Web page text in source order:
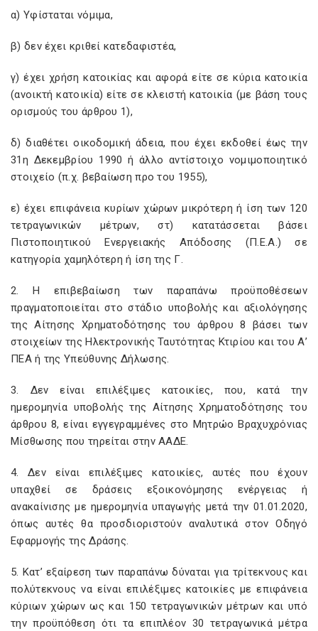
α) Υφίσταται νόμιμα,
β) δεν έχει κριθεί κατεδαφιστέα,
γ) έχει χρήση κατοικίας και αφορά είτε σε κύρια κατοικία
(ανοικτή κατοικία) είτε σε κλειστή κατοικία (με βάση τους
ορισμούς του άρθρου 1),
δ) διαθέτει οικοδομική άδεια, που έχει εκδοθεί έως την
31η Δεκεμβρίου 1990 ή άλλο αντίστοιχο νομιμοποιητικό
στοιχείο (π.χ. βεβαίωση προ του 1955),
ε) έχει επιφάνεια κυρίων χώρων μικρότερη ή ίση των 120
τετραγωνικών μέτρων, στ) κατατάσσεται βάσει
Πιστοποιητικού Ενεργειακής Απόδοσης (Π.Ε.Α.) σε
κατηγορία χαμηλότερη ή ίση της Γ.
2. Η επιβεβαίωση των παραπάνω προϋποθέσεων
πραγματοποιείται στο στάδιο υποβολής και αξιολόγησης
της Αίτησης Χρηματοδότησης του άρθρου 8 βάσει των
στοιχείων της Ηλεκτρονικής Ταυτότητας Κτιρίου και του Α’
ΠΕΑ ή της Υπεύθυνης Δήλωσης.
3. Δεν είναι επιλέξιμες κατοικίες, που, κατά την
ημερομηνία υποβολής της Αίτησης Χρηματοδότησης του
άρθρου 8, είναι εγγεγραμμένες στο Μητρώο Βραχυχρόνιας
Μίσθωσης που τηρείται στην ΑΑΔΕ.
4. Δεν είναι επιλέξιμες κατοικίες, αυτές που έχουν
υπαχθεί σε δράσεις εξοικονόμησης ενέργειας ή
ανακαίνισης με ημερομηνία υπαγωγής μετά την 01.01.2020,
όπως αυτές θα προσδιοριστούν αναλυτικά στον Οδηγό
Εφαρμογής της Δράσης.
5. Κατ’ εξαίρεση των παραπάνω δύναται για τρίτεκνους και
πολύτεκνους να είναι επιλέξιμες κατοικίες με επιφάνεια
κύριων χώρων ως και 150 τετραγωνικών μέτρων και υπό
την προϋπόθεση ότι τα επιπλέον 30 τετραγωνικά μέτρα